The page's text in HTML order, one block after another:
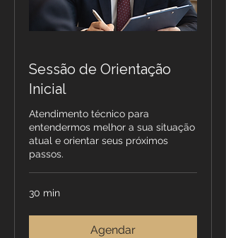
Sessão de Orientação
Inicial
Atendimento técnico para
entendermos melhor a sua situação
atual e orientar seus próximos
passos.
30 min
Agendar